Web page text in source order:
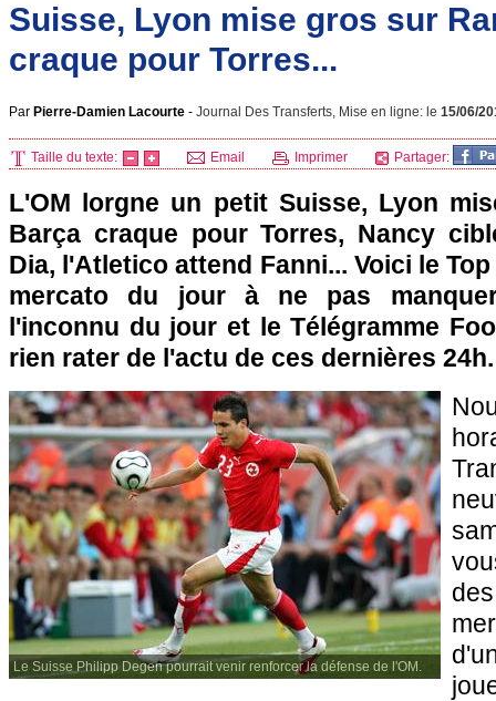
Suisse, Lyon mise gros sur
craque pour Torres...
Par Pierre-Damien Lacourte - Journal Des Transferts, Mise en ligne: le 15/06/
Taille du texte: Email Imprimer Partager:
L'OM lorgne un petit Suisse, Lyon
Barça craque pour Torres, Nancy
Dia, l'Atletico attend Fanni... Voici le
mercato du jour à ne pas
l'inconnu du jour et le Télégramme
rien rater de l'actu de ces dernières 24h.
Le Suisse Philipp Degen pourrait venir renforcer la défense de l'OM.